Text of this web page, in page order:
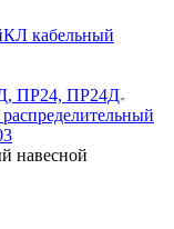
КЛ кабельный
ПР24, ПР24Д
навесной